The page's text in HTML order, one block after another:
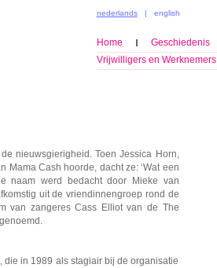
nederlands| english
Home Geschiedenis
Vrijwilligers en Werknemers
nieuwsgierigheid. Toen Jessica Horn,
Mama Cash hoorde, dacht ze: ‘Wat een
naam werd bedacht door Mieke van
uit de vriendinnengroep rond de
van zangeres Cass Elliot van de The
die in 1989 als stagiair bij de organisatie